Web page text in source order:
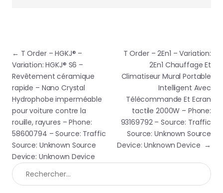
Navigation de l’article
← T Order – HGKJ® –
Variation: HGKJ® S6 –
Revêtement céramique
rapide – Nano Crystal
Hydrophobe imperméable
pour voiture contre la
rouille, rayures – Phone:
58600794 – Source: Traffic
Source: Unknown Source
Device: Unknown Device
T Order – 2En1 – Variation:
2En1 Chauffage Et
Climatiseur Mural Portable
Intelligent Avec
Télécommande Et Ecran
tactile 2000W – Phone:
93169792 – Source: Traffic
Source: Unknown Source
Device: Unknown Device →
Rechercher :